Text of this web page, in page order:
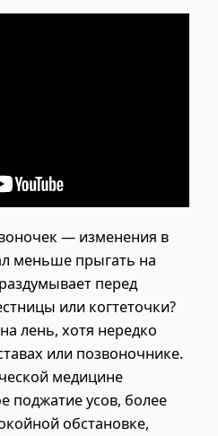
— изменения в
меньше прыгать на
перед
или когтеточки?
лень, хотя нередко
или позвоночнике.
медицине
поджатие усов, более
обстановке,